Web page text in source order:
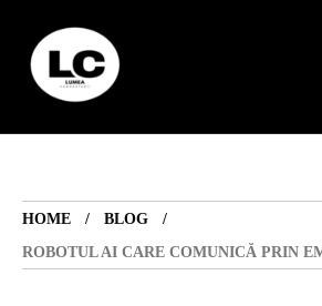
HOME
BLOG
ROBOTUL AI CARE COMUNICĂ PRIN